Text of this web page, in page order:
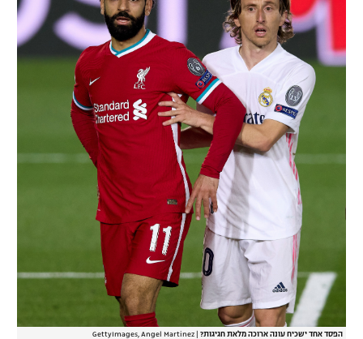
הפסד אחד ישכיח עונה ארוכה מלאת חגיגות? GettyImages, Angel Martinez